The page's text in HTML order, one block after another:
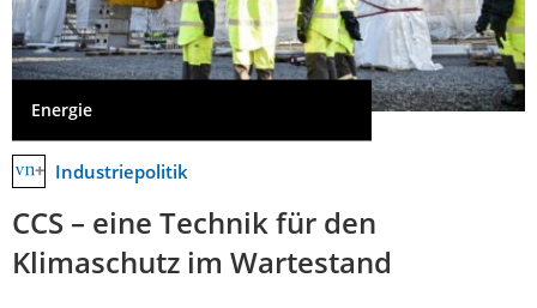
Energie
Industriepolitik
CCS – eine Technik für den
Klimaschutz im Wartestand